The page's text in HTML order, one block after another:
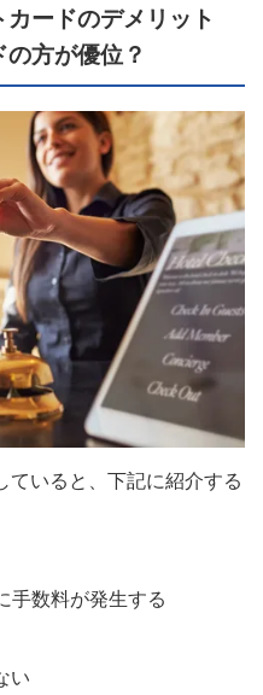
ードのデメリット
方が優位？
ていると、下記に紹介する
手数料が発生する
い